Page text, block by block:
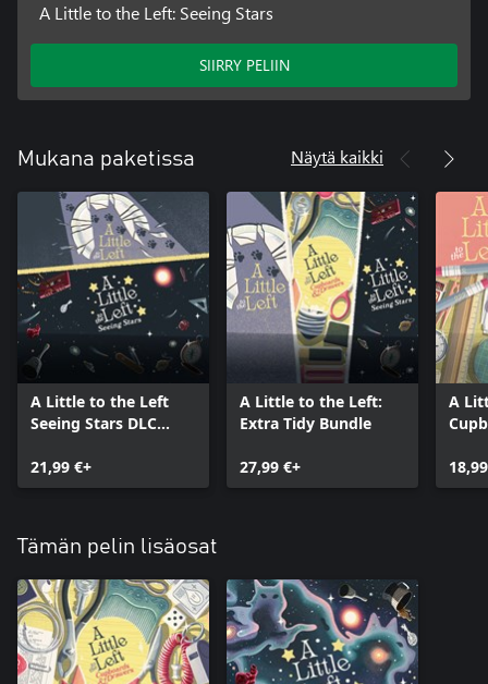
A Little to the Left: Seeing Stars
SIIRRY PELIIN
Mukana paketissa Näytä kaikki
A Little to the Left
Seeing Stars DLC
21,99 €+
A Little to the Left:
Extra Tidy Bundle
27,99 €+
A
Tämän pelin lisäosat